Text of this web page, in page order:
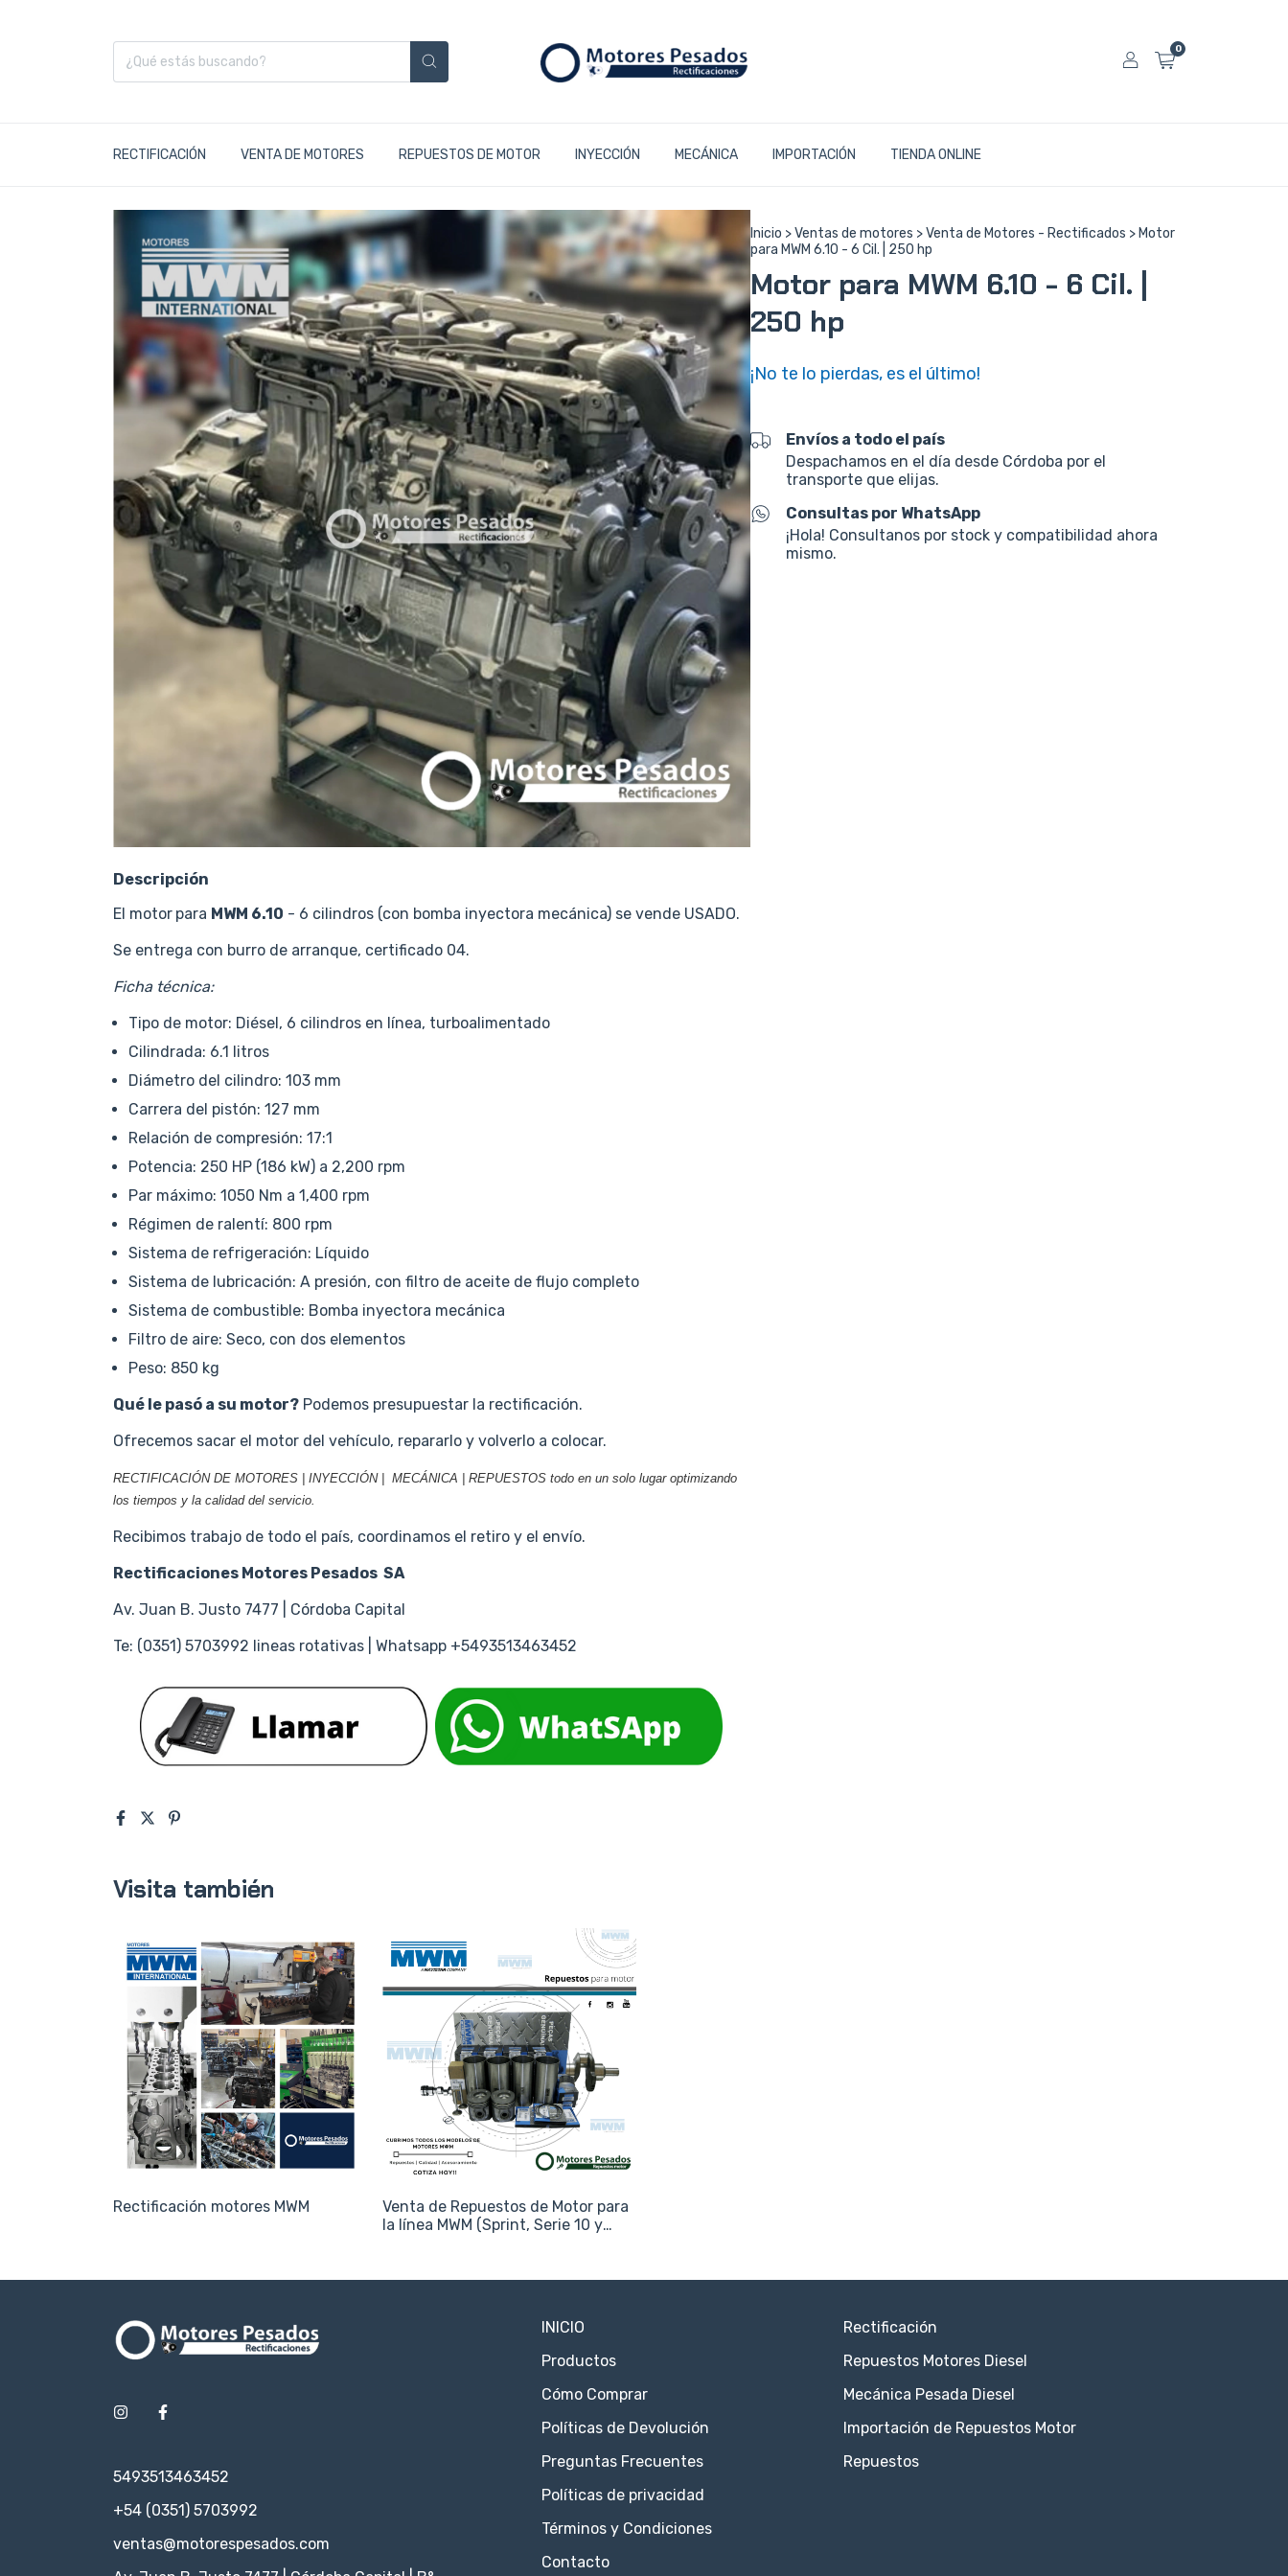
0
RECTIFICACIÓN VENTA DE MOTORES REPUESTOS DE MOTOR INYECCIÓN MECÁNICA IMPORTACIÓN TIENDA ONLINE
Inicio >Ventas de motores >Venta de Motores - Rectificados > Motor
para MWM 6.10 - 6 Cil. | 250 hp
Motor para MWM 6.10 - 6 Cil. |
250 hp
¡No te lo pierdas, es el último!
Envíos a todo el país
Despachamos en el día desde Córdoba por el
transporte que elijas.
Consultas por WhatsApp
¡Hola! Consultanos por stock y compatibilidad ahora
mismo.
Descripción
El motor para MWM 6.10 - 6 cilindros (con bomba inyectora mecánica) se vende USADO.
Se entrega con burro de arranque, certificado 04.
Ficha técnica:
Tipo de motor: Diésel, 6 cilindros en línea, turboalimentado
Cilindrada: 6.1 litros
Diámetro del cilindro: 103 mm
Carrera del pistón: 127 mm
Relación de compresión: 17:1
Potencia: 250 HP (186 kW) a 2,200 rpm
Par máximo: 1050 Nm a 1,400 rpm
Régimen de ralentí: 800 rpm
Sistema de refrigeración: Líquido
Sistema de lubricación: A presión, con filtro de aceite de flujo completo
Sistema de combustible: Bomba inyectora mecánica
Filtro de aire: Seco, con dos elementos
Peso: 850 kg
Qué le pasó a su motor? Podemos presupuestar la rectificación.
Ofrecemos sacar el motor del vehículo, repararlo y volverlo a colocar.
RECTIFICACIÓN DE MOTORES | INYECCIÓN | MECÁNICA | REPUESTOS todo en un solo lugar optimizando
los tiempos y la calidad del servicio.
Recibimos trabajo de todo el país, coordinamos el retiro y el envío.
Rectificaciones Motores Pesados SA
Av. Juan B. Justo 7477 | Córdoba Capital
Te: (0351) 5703992 lineas rotativas | Whatsapp +5493513463452
Visita también
Rectificación motores MWM
Venta de Repuestos de Motor para
la línea MWM (Sprint, Serie 10 y
5493513463452
+54 (0351) 5703992
ventas@motorespesados.com
INICIO
Productos
Cómo Comprar
Políticas de Devolución
Preguntas Frecuentes
Políticas de privacidad
Términos y Condiciones
Contacto
Rectificación
Repuestos Motores Diesel
Mecánica Pesada Diesel
Importación de Repuestos Motor
Repuestos